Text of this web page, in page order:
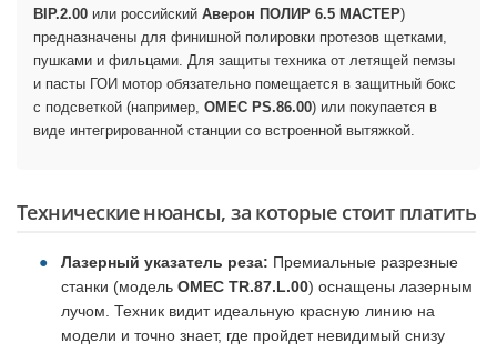
BIP.2.00 или российский Аверон ПОЛИР 6.5 МАСТЕР)
предназначены для финишной полировки протезов щетками,
пушками и фильцами. Для защиты техника от летящей пемзы
и пасты ГОИ мотор обязательно помещается в защитный бокс
с подсветкой (например, OMEC PS.86.00) или покупается в
виде интегрированной станции со встроенной вытяжкой.
Технические нюансы, за которые стоит платить
Лазерный указатель реза: Премиальные разрезные
станки (модель OMEC TR.87.L.00) оснащены лазерным
лучом. Техник видит идеальную красную линию на
модели и точно знает, где пройдет невидимый снизу